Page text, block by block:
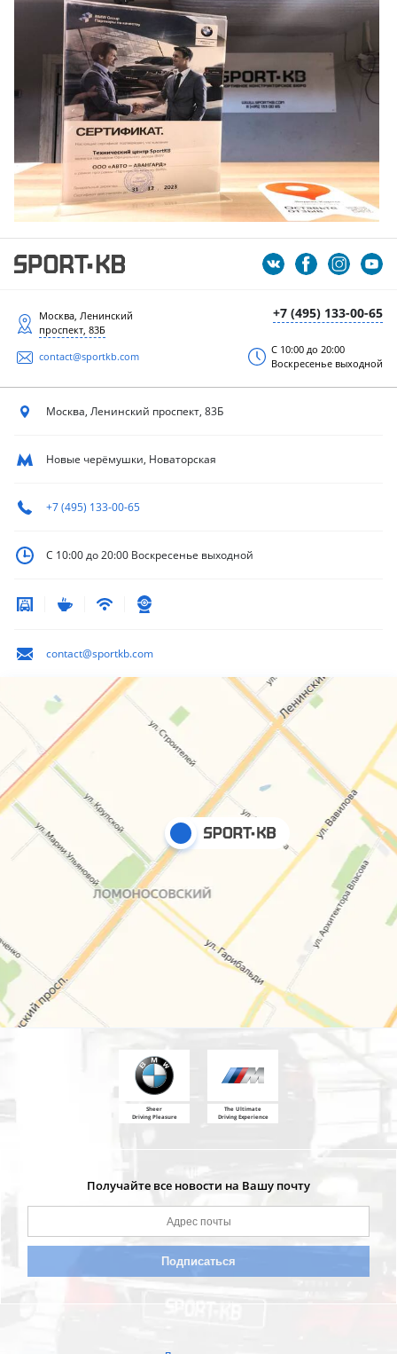
+7 (495) 133-00-65
Москва, Ленинский
проспект, 83Б
contact@sportkb.com
С 10:00 до 20:00
Воскресенье выходной
Москва, Ленинский проспект, 83Б
Новые черёмушки, Новаторская
+7 (495) 133-00-65
С 10:00 до 20:00 Воскресенье выходной
contact@sportkb.com
Sheer
Driving Pleasure
The Ultimate
Driving Experience
Получайте все новости на Вашу почту